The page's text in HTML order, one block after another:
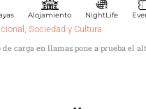
Alojamiento NightLife
, Sociedad y Cultura
de carga en llamas pone a prueba el